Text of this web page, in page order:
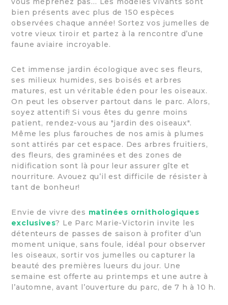
bien présents avec plus de 150 espèces
observées chaque année! Sortez vos jumelles de
votre vieux tiroir et partez à la rencontre d’une
faune aviaire incroyable.
Cet immense jardin écologique avec ses fleurs,
ses milieux humides, ses boisés et arbres
matures, est un véritable éden pour les oiseaux.
On peut les observer partout dans le parc. Alors,
soyez attentif! Si vous êtes du genre moins
patient, rendez-vous au "jardin des oiseaux".
Même les plus farouches de nos amis à plumes
sont attirés par cet espace. Des arbres fruitiers,
des fleurs, des graminées et des zones de
nidification sont là pour leur assurer gîte et
nourriture. Avouez qu’il est difficile de résister à
tant de bonheur!
Envie de vivre des matinées ornithologiques
exclusives? Le Parc Marie-Victorin invite les
détenteurs de passes de saison à profiter d’un
moment unique, sans foule, idéal pour observer
les oiseaux, sortir vos jumelles ou capturer la
beauté des premières lueurs du jour. Une
semaine est offerte au printemps et une autre à
l’automne, avant l’ouverture du parc, de 7 h à 10 h.